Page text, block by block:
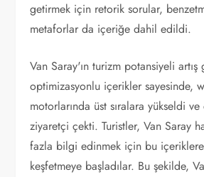
getirmek için retorik sorular,
metaforlar da içeriğe dahil edildi.
Van Saray'ın turizm potansiyeli
optimizasyonlu içerikler sayesinde,
motorlarında üst sıralara yükseldi
ziyaretçi çekti. Turistler, Van Saray
fazla bilgi edinmek için bu
keşfetmeye başladılar. Bu şekilde,